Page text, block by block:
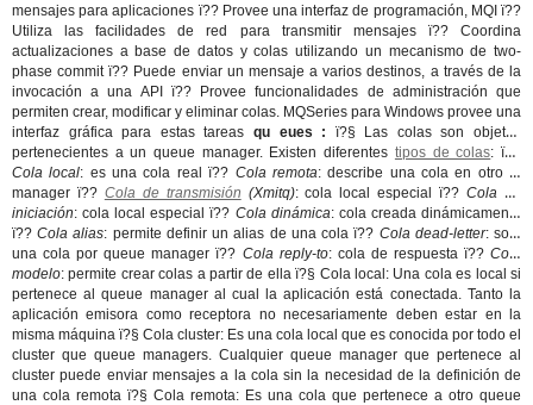
mensajes para aplicaciones ï?? Provee una interfaz de programación, MQI ï??
Utiliza las facilidades de red para transmitir mensajes ï?? Coordina
actualizaciones a base de datos y colas utilizando un mecanismo de two-
phase commit ï?? Puede enviar un mensaje a varios destinos, a través de la
invocación a una API ï?? Provee funcionalidades de administración que
permiten crear, modificar y eliminar colas. MQSeries para Windows provee una
interfaz gráfica para estas tareas qu eues : ï?§ Las colas son objetos
pertenecientes a un queue manager. Existen diferentes tipos de colas: ï??
Cola local: es una cola real ï?? Cola remota: describe una cola en otro q.
manager ï?? Cola de transmisión (Xmitq): cola local especial ï??Cola de
iniciación: cola local especial ï?? Cola dinámica: cola creada dinámicamente
ï??Cola alias: permite definir un alias de una cola ï?? Cola dead-letter: solo
una cola por queue manager ï?? Cola reply-to: cola de respuesta ï??Cola
modelo: permite crear colas a partir de ella ï?§ Cola local: Una cola es local si
pertenece al queue manager al cual la aplicación está conectada. Tanto la
aplicación emisora como receptora no necesariamente deben estar en la
misma máquina ï?§ Cola cluster: Es una cola local que es conocida por todo el
cluster que queue managers. Cualquier queue manager que pertenece al
cluster puede enviar mensajes a la cola sin la necesidad de la definición de
una cola remota ï?§ Cola remota: Es una cola que pertenece a otro queue